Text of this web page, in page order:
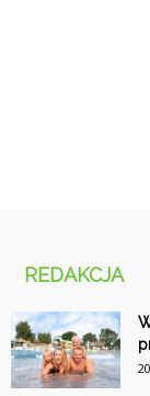
REDAKCJA